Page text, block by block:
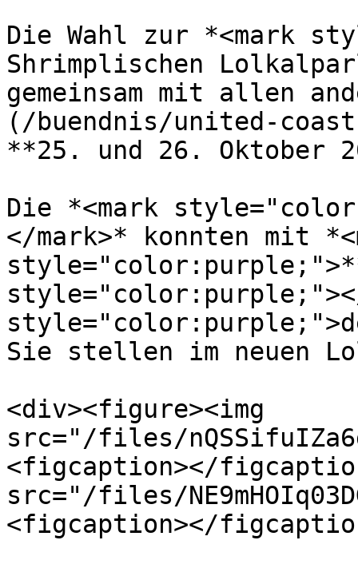
Die Wahl zur *<mark
Shrimplischen
gemeinsam mit allen
(/buendnis/united-
**25. und 26. Oktober
Die *<mark
</mark>* konnten mit
style="color:purple;"></
Sie stellen im neuen
<div><figure><img
src="/files/
<figcaption></
src="/files/
<figcaption></